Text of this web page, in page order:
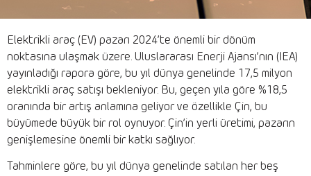
Elektrikli araç (EV) pazarı 2024’te önemli bir dönüm
noktasına ulaşmak üzere. Uluslararası Enerji Ajansı’nın (IEA)
yayınladığı rapora göre, bu yıl dünya genelinde 17,5 milyon
elektrikli araç satışı bekleniyor. Bu, geçen yıla göre %18,5
oranında bir artış anlamına geliyor ve özellikle Çin, bu
büyümede büyük bir rol oynuyor. Çin’in yerli üretimi, pazarın
genişlemesine önemli bir katkı sağlıyor.
Tahminlere göre, bu yıl dünya genelinde satılan her beş